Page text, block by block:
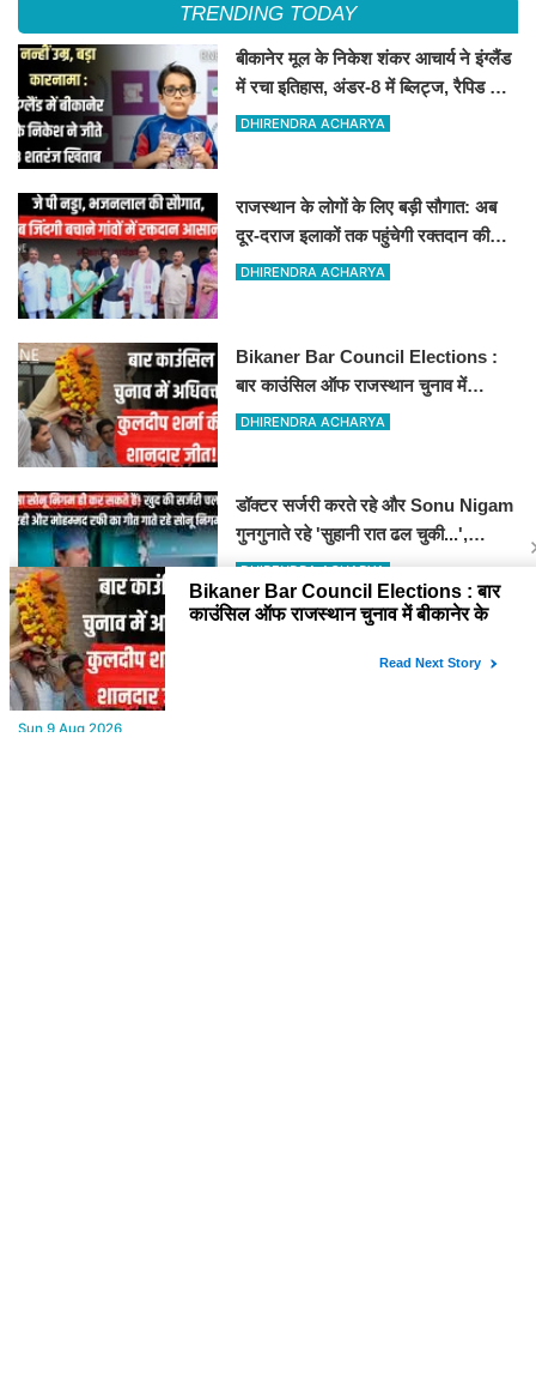
TRENDING TODAY
बीकानेर मूल के निकेश शंकर आचार्य ने इंग्लैंड
में रचा इतिहास, अंडर-8 में ब्लिट्ज, रैपिड और
स्टैंडर्ड चैंपियन
DHIRENDRA ACHARYA
राजस्थान के लोगों के लिए बड़ी सौगात: अब
दूर-दराज इलाकों तक पहुंचेगी रक्तदान की
सुविधा, 10 अत्याधुनिक वाहन रवाना
DHIRENDRA ACHARYA
Bikaner Bar Council Elections :
बार काउंसिल ऑफ राजस्थान चुनाव में
बीकानेर के अधिवक्ता कुलदीप कुमार शर्मा की
DHIRENDRA ACHARYA
डॉक्टर सर्जरी करते रहे और Sonu Nigam
गुनगुनाते रहे 'सुहानी रात ढल चुकी...',
VIDEO वायरल
DHIRENDRA ACHARYA
Sun,9 Aug 2026